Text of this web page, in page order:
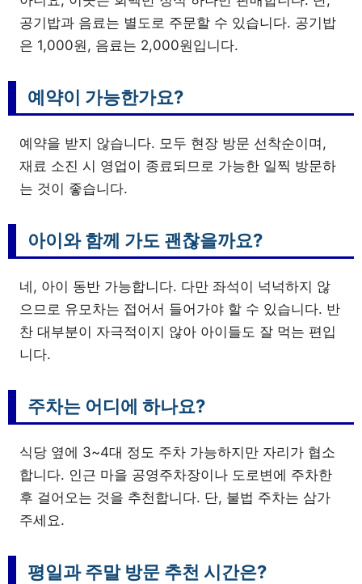
공기밥과 음료는 별도로 주문할 수 있습니다. 공기밥
은 1,000원, 음료는 2,000원입니다.
예약이 가능한가요?
예약을 받지 않습니다. 모두 현장 방문 선착순이며,
재료 소진 시 영업이 종료되므로 가능한 일찍 방문하
는 것이 좋습니다.
아이와 함께 가도 괜찮을까요?
네, 아이 동반 가능합니다. 다만 좌석이 넉넉하지 않
으므로 유모차는 접어서 들어가야 할 수 있습니다. 반
찬 대부분이 자극적이지 않아 아이들도 잘 먹는 편입
니다.
주차는 어디에 하나요?
식당 옆에 3~4대 정도 주차 가능하지만 자리가 협소
합니다. 인근 마을 공영주차장이나 도로변에 주차한
후 걸어오는 것을 추천합니다. 단, 불법 주차는 삼가
주세요.
평일과 주말 방문 추천 시간은?